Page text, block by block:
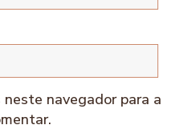
navegador para a